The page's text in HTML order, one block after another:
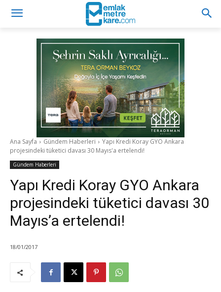
Ana Sayfa Gündem Haberleri
Yapı Kredi Koray GYO Ankara
projesindeki tüketici davası 30 Mayıs'a ertelendi!
Gündem Haberleri
Yapı Kredi Koray GYO Ankara
projesindeki tüketici davası 30
Mayıs’a ertelendi!
18/01/2017